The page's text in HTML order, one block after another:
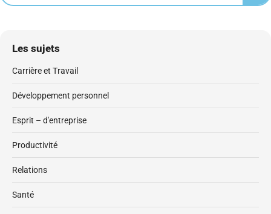
Les sujets
Carrière et Travail
Développement personnel
Esprit – d'entreprise
Productivité
Relations
Santé